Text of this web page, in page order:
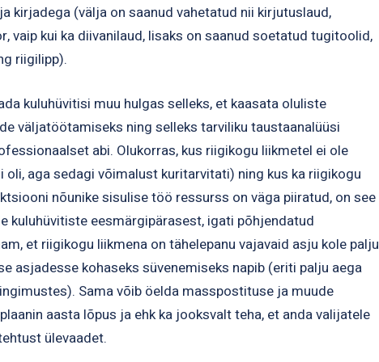
kirjadega (välja on saanud vahetatud nii kirjutuslaud,
vaip kui ka diivanilaud, lisaks on saanud soetatud tugitoolid,
riigilipp).
kuluhüvitisi muu hulgas selleks, et kaasata oluliste
väljatöötamiseks ning selleks tarviliku taustaanalüüsi
abi. Olukorras, kus riigikogu liikmetel ei ole
oli, aga sedagi võimalust kuritarvitati) ning kus ka riigikogu
nõunike sisulise töö ressurss on väga piiratud, on see
kuluhüvitiste eesmärgipärasest, igati põhjendatud
et riigikogu liikmena on tähelepanu vajavaid asju kole palju
asjadesse kohaseks süvenemiseks napib (eriti palju aega
Sama võib öelda masspostituse ja muude
aasta lõpus ja ehk ka jooksvalt teha, et anda valijatele
ülevaadet.